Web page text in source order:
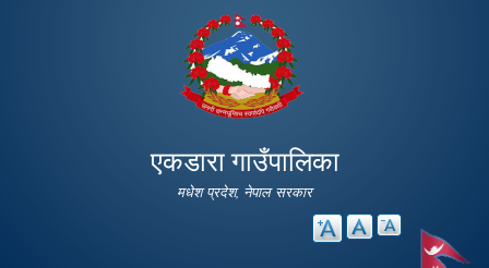
main
content
एकडारा गाउँपालिका
मधेश प्रदेश, नेपाल सरकार